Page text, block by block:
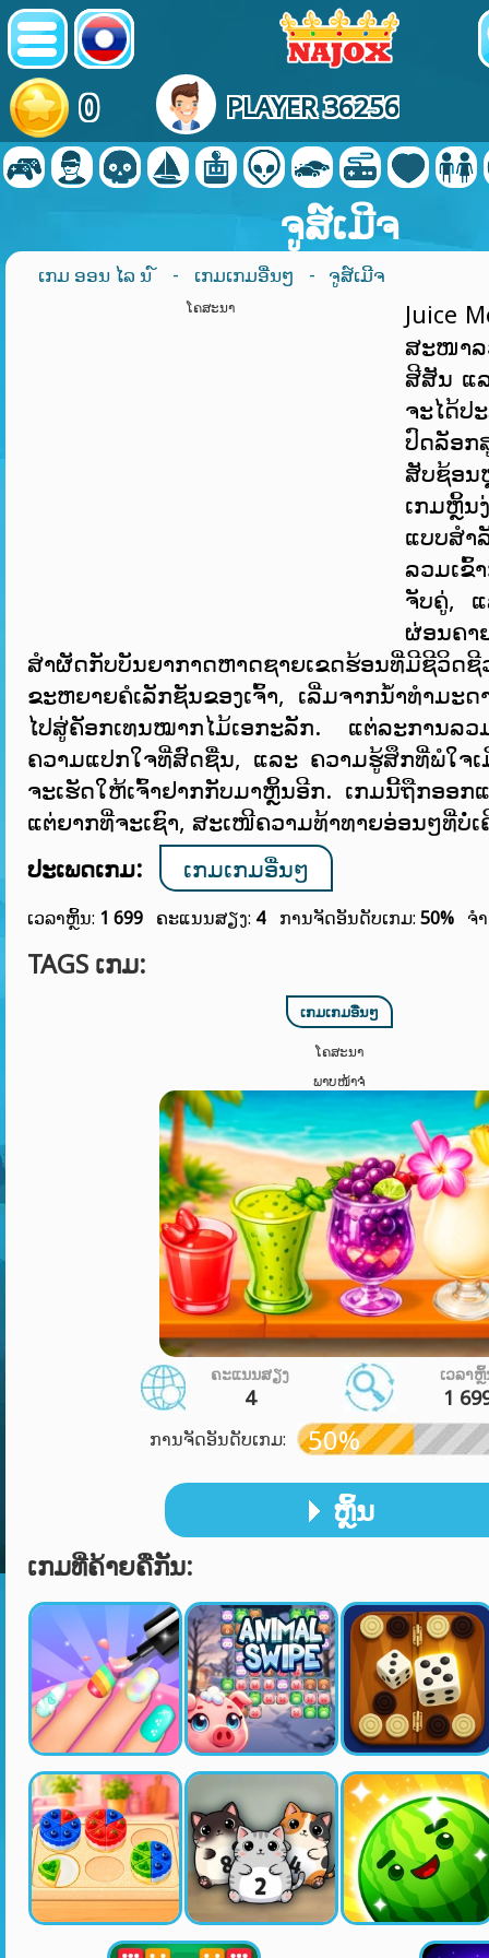
0 PLAYER 36256
ຈູສ໌ເມີຈ
ເກມ ອອນ ໄລ ນ ໌ - ເກມເກມອື່ນໆ - ຈູສ໌ເມີຈ
ໂຄສະນາ
Juice
ສະໜາລ
ສີສັນ ແ
ຈະໄດ້ປ
ປົດລັ
ສັບຊ້ອ
ເກມຫຼິ້ນ
ແບບສຳ
ລວມເ
ຈັບຄູ່,
ຜ່ອນຄ
ສຳຜັດກັບບັນຍາກາດຫາດຊາຍເຂດຮ້ອນທີ່ມີຊີວິ
ຂະຫຍາຍຄໍເລັກຊັນຂອງເຈົ້າ, ເລີ່ມຈາກນ້ຳທຳມະ
ໄປສູ່ຄັອກເທນໝາກໄມ້ເອກະລັກ. ແຕ່ລະການລວ
ຄວາມແປກໃຈທີ່ສົດຊື່ນ, ແລະ ຄວາມຮູ້ສຶກທີ່ພໍໃຈ
ຈະເຮັດໃຫ້ເຈົ້າຢາກກັບມາຫຼິ້ນອີກ. ເກມນີ້ຖືກອອກ
ແຕ່ຍາກທີ່ຈະເຊົາ, ສະເໜີຄວາມທ້າທາຍອ່ອນໆທີ່ບໍ່ເ
ປະເພດເກມ:
ເກມເກມອື່ນໆ
ເວລາຫຼິ້ນ: 1 699 ຄະແນນສຽງ: 4 ການຈັດອັນດັບເກມ: 50% ຈ
TAGS ເກມ:
ເກມເກມອື່ນໆ
ໂຄສະນາ
ພາບໜ້າຈໍ
ຄະແນນສຽງ
4
ເວລາ
1
ການຈັດອັນດັບເກມ: 50%
ຫຼິ້ນ
ເກມທີ່ຄ້າຍຄືກັນ: